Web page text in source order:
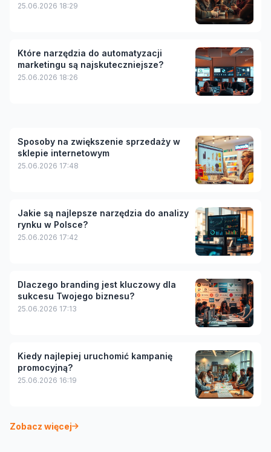
25.06.2026 18:29
Które narzędzia do automatyzacji
marketingu są najskuteczniejsze?
25.06.2026 18:26
Sposoby na zwiększenie sprzedaży w
sklepie internetowym
25.06.2026 17:48
Jakie są najlepsze narzędzia do analizy
rynku w Polsce?
25.06.2026 17:42
Dlaczego branding jest kluczowy dla
sukcesu Twojego biznesu?
25.06.2026 17:13
Kiedy najlepiej uruchomić kampanię
promocyjną?
25.06.2026 16:19
Zobacz więcej